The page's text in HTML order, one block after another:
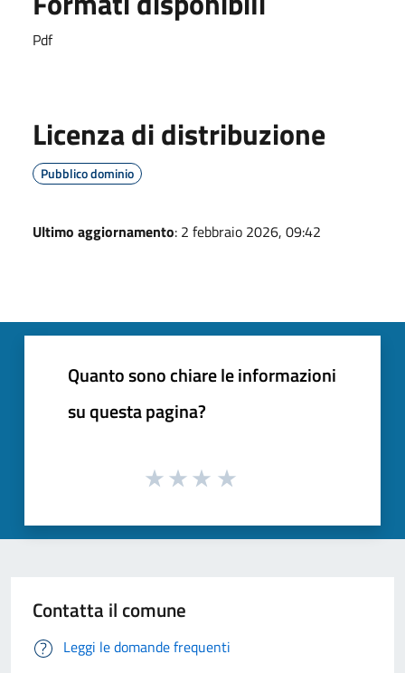
Pdf
Licenza di distribuzione
Pubblico dominio
Ultimo aggiornamento: 2 febbraio 2026, 09:42
Quanto sono chiare le informazioni
su questa pagina?
Contatta il comune
Leggi le domande frequenti